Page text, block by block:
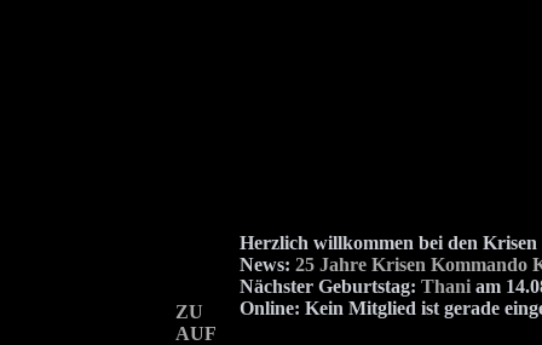
ZU
AUF
Herzlich willkommen bei den
News: 25 Jahre Krisen Kommando
Nächster Geburtstag: Thani am
Online: Kein Mitglied ist gerade